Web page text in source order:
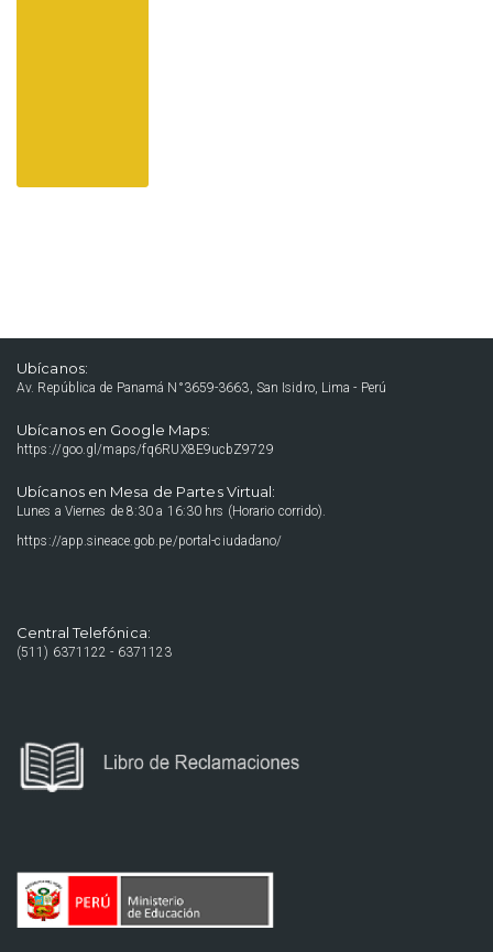
Ubícanos:
Av. República de Panamá N°3659-3663, San Isidro, Lima - Perú
Ubícanos en Google Maps:
https://goo.gl/maps/fq6RUX8E9ucbZ9729
Ubícanos en Mesa de Partes Virtual:
Lunes a Viernes de 8:30 a 16:30 hrs (Horario corrido).
https://app.sineace.gob.pe/portal-ciudadano/
Central Telefónica:
(511) 6371122 - 6371123